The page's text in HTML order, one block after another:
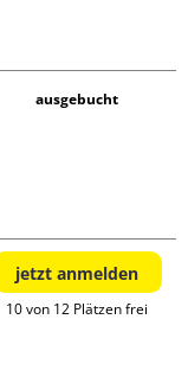
ausgebucht
jetzt anmelden
10 von 12 Plätzen frei